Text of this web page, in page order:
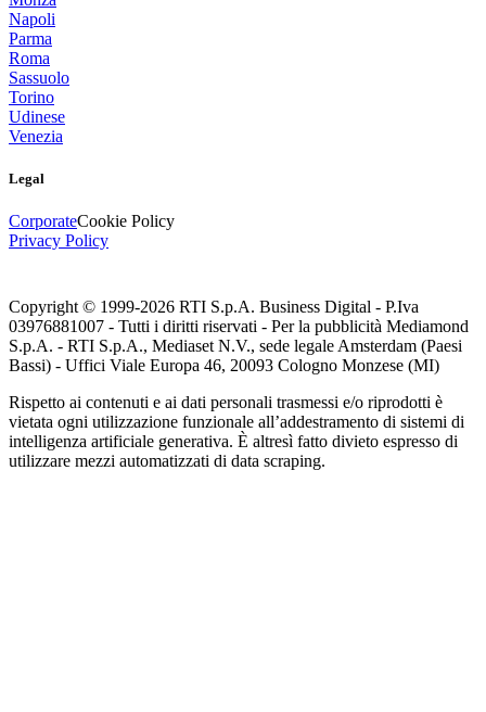
Napoli
Parma
Roma
Sassuolo
Torino
Udinese
Venezia
Legal
CorporateCookie Policy
Privacy Policy
Copyright © 1999-2026 RTI S.p.A. Business Digital - P.Iva
03976881007 - Tutti i diritti riservati - Per la pubblicità Mediamond
S.p.A. - RTI S.p.A., Mediaset N.V., sede legale Amsterdam (Paesi
Bassi) - Uffici Viale Europa 46, 20093 Cologno Monzese (MI)
Rispetto ai contenuti e ai dati personali trasmessi e/o riprodotti è
vietata ogni utilizzazione funzionale all’addestramento di sistemi di
intelligenza artificiale generativa. È altresì fatto divieto espresso di
utilizzare mezzi automatizzati di data scraping.